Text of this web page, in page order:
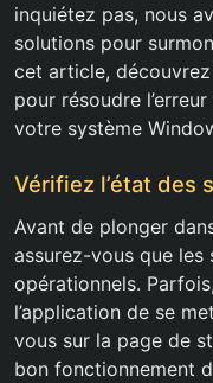
inquiétez pas, nous
solutions pour
cet article,
pour résoudre
votre système
Vérifiez l’état des
Avant de plonger
assurez-vous que les
opérationnels.
l’application de se
vous sur la page de
bon fonctionnement